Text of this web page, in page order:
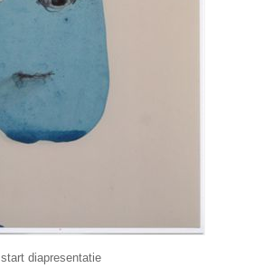
start diapresentatie